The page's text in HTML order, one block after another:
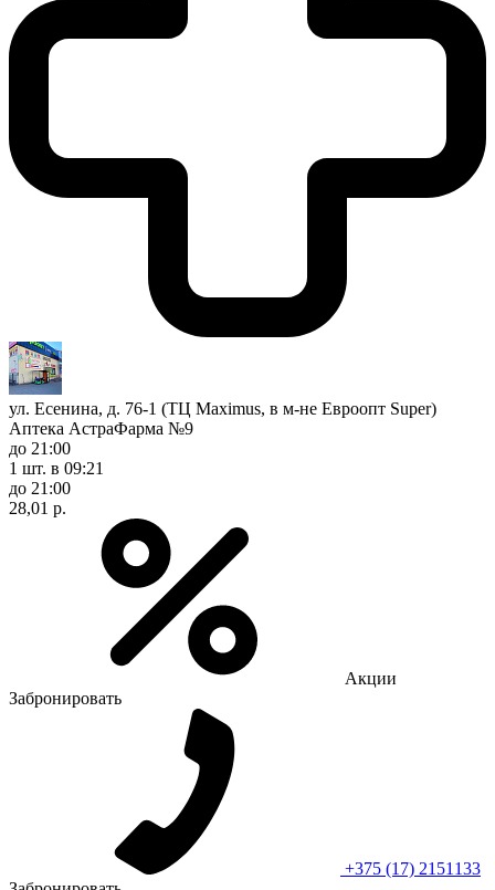
ул. Есенина, д. 76-1 (ТЦ Maximus, в м-не Евроопт Super)
Аптека АстраФарма №9
до 21:00
1 шт. в 09:21
до 21:00
28,01 р.
Акции
Забронировать
+375 (17) 2151133